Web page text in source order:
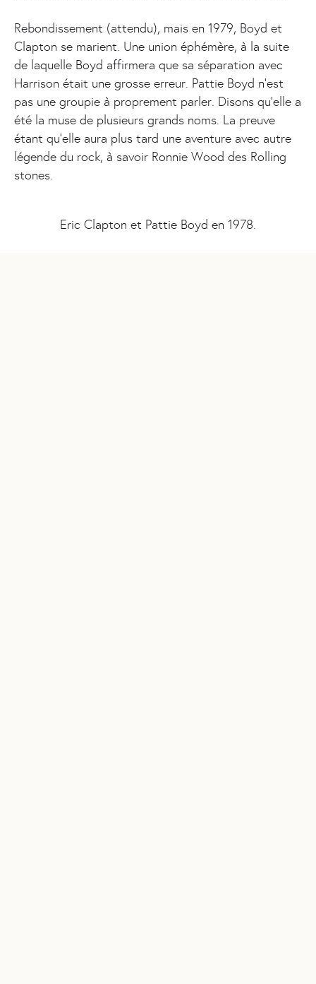
Rebondissement (attendu), mais en 1979, Boyd et
Clapton se marient. Une union éphémère, à la suite
de laquelle Boyd affirmera que sa séparation avec
Harrison était une grosse erreur. Pattie Boyd n’est
pas une groupie à proprement parler. Disons qu’elle a
été la muse de plusieurs grands noms. La preuve
étant qu’elle aura plus tard une aventure avec autre
légende du rock, à savoir Ronnie Wood des Rolling
stones.
Eric Clapton et Pattie Boyd en 1978.